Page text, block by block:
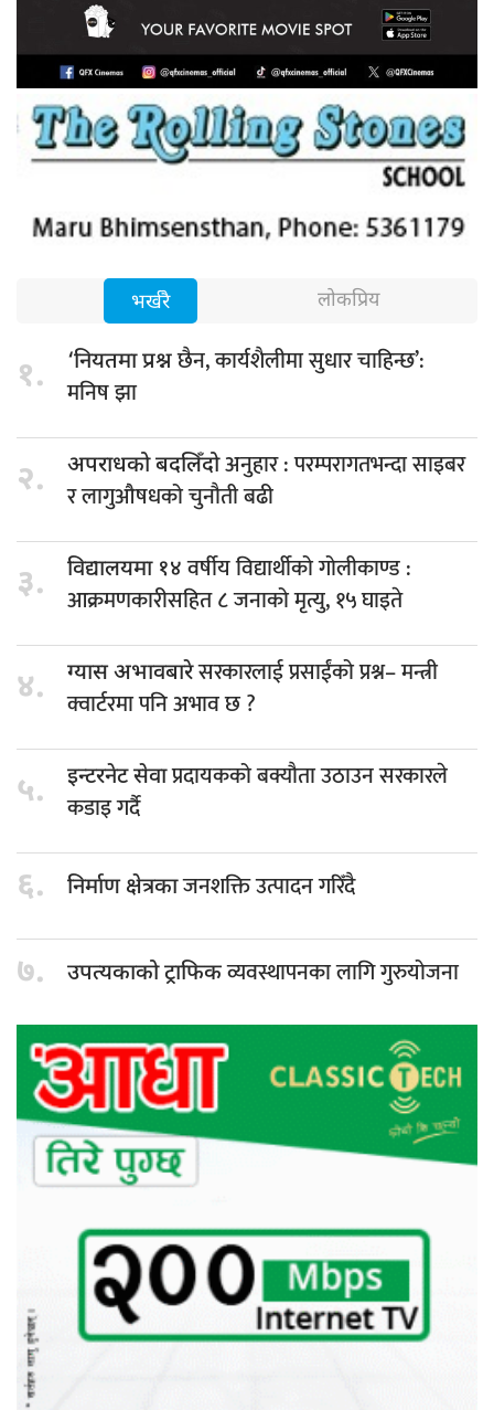
भर्खरै लोकप्रिय
१. ‘नियतमा प्रश्नछैन, कार्यशैलीमा सुधार चाहिन्छ’:
मनिष झा
२. अपराधको बदलिँदोअनुहार : परम्परागतभन्दा साइबर
र लागुऔषधको चुनौती बढी
३. विद्यालयमा १४वर्षीय विद्यार्थीको गोलीकाण्ड :
आक्रमणकारीसहित ८ जनाको मृत्यु, १५ घाइते
४. ग्यास अभावबारेसरकारलाई प्रसाईंको प्रश्न– मन्त्री
क्वार्टरमा पनि अभाव छ ?
५. इन्टरनेट सेवाप्रदायकको बक्यौता उठाउन सरकारले
कडाइ गर्दै
६. निर्माण क्षेत्रकाजनशक्ति उत्पादन गरिँदै
७. उपत्यकाको ट्राफिकव्यवस्थापनका लागि गुरुयोजना